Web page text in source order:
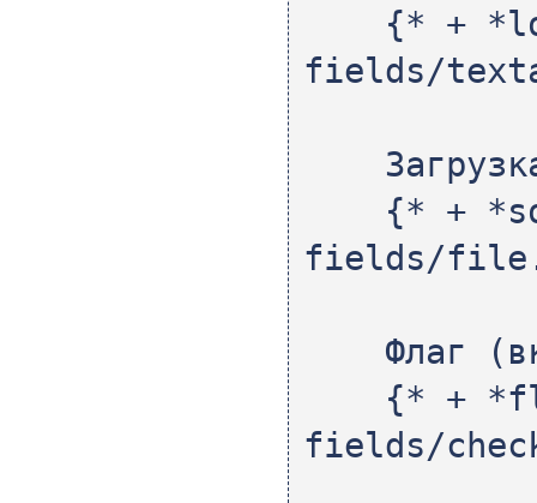
{* +
fields/
{* +
fields/
Флаг
{* +
fields/